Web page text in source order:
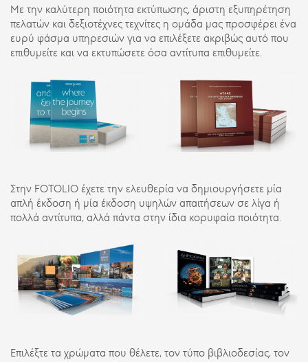
Με την καλύτερη ποιότητα εκτύπωσης, άριστη εξυπηρέτηση
πελατών και δεξιοτέχνες τεχνίτες η ομάδα μας προσφέρει ένα
ευρύ φάσμα υπηρεσιών για να επιλέξετε ακριβώς αυτό που
επιθυμείτε και να εκτυπώσετε όσα αντίτυπα επιθυμείτε.
Στην FOTOLIO έχετε την ελευθερία να δημιουργήσετε μία
απλή έκδοση ή μία έκδοση υψηλών απαιτήσεων σε λίγα ή
πολλά αντίτυπα, αλλά πάντα στην ίδια κορυφαία ποιότητα.
Επιλέξτε τα χρώματα που θέλετε, τον τύπο βιβλιοδεσίας, τον